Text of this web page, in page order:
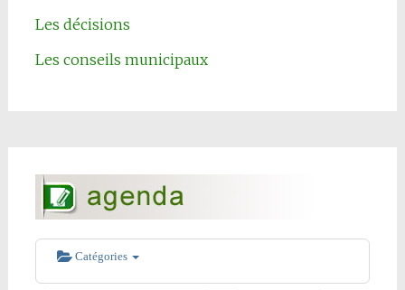
Les décisions
Les conseils municipaux
Catégories